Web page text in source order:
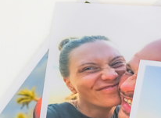
Ваш регион доставки
Выберите из списка: